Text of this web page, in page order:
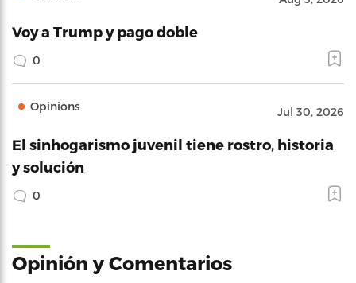
Voy a Trump y pago doble
0
Opinions Jul 30, 2026
El sinhogarismo juvenil tiene rostro, historia
y solución
0
Opinión y Comentarios